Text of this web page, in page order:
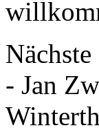
- Jan